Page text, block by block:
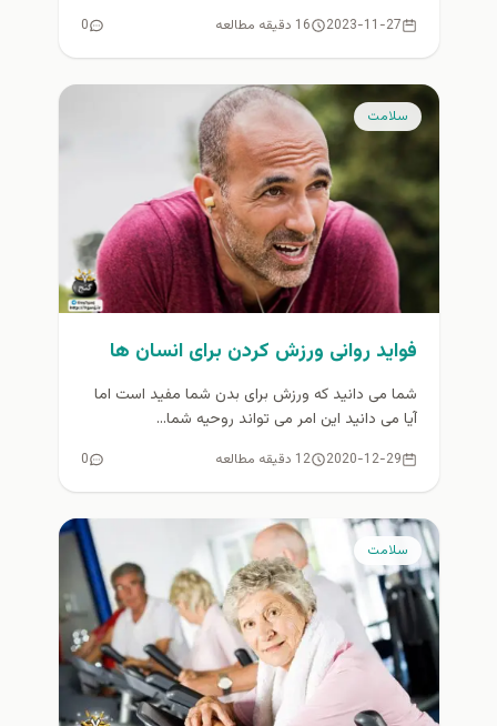
2023-11-27 16 دقیقه مطالعه 0
سلامت
فواید روانی ورزش کردن برای انسان ها
شما می دانید که ورزش برای بدن شما مفید است اما
آیا می دانید این امر می تواند روحیه شما...
2020-12-29 12 دقیقه مطالعه 0
سلامت